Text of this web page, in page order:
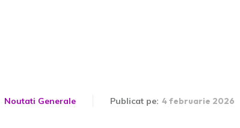
Noutati Generale Publicat pe: 4 februarie 2026